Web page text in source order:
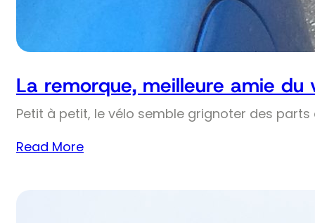
La remorque, meilleure amie du
Petit à petit, le vélo semble grignoter des
Read More